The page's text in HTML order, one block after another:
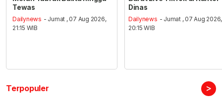
Tewas
Dailynews - Jumat , 07 Aug 2026,
21:15 WIB
Dinas
Dailynews - Jumat , 07 Aug 2026,
20:15 WIB
Terpopuler >